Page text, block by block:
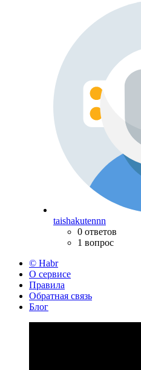
taishakutennn
0 ответов
1 вопрос
© Habr
О сервисе
Правила
Обратная связь
Блог